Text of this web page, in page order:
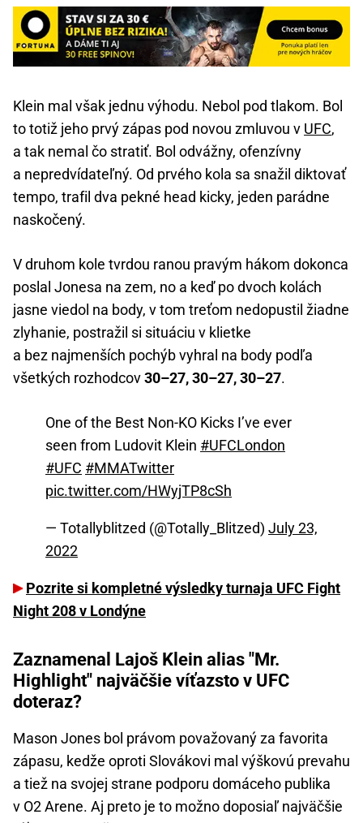
Klein mal však jednu výhodu. Nebol pod tlakom. Bol
to totiž jeho prvý zápas pod novou zmluvou v UFC,
a tak nemal čo stratiť. Bol odvážny, ofenzívny
a nepredvídateľný. Od prvého kola sa snažil diktovať
tempo, trafil dva pekné head kicky, jeden parádne
naskočený.
V druhom kole tvrdou ranou pravým hákom dokonca
poslal Jonesa na zem, no a keď po dvoch kolách
jasne viedol na body, v tom treťom nedopustil žiadne
zlyhanie, postražil si situáciu v klietke
a bez najmenších pochýb vyhral na body podľa
všetkých rozhodcov30–27, 30–27, 30–27.
One of the Best Non-KO Kicks I’ve ever
seen from Ludovit Klein #UFCLondon
#UFC #MMATwitter
pic.twitter.com/HWyjTP8cSh
— Totallyblitzed (@Totally_Blitzed) July 23,
2022
Pozrite si kompletné výsledky turnaja UFC Fight
Night 208 v Londýne
Zaznamenal Lajoš Klein alias "Mr.
Highlight" najväčšie víťazsto v UFC
doteraz?
Mason Jones bol právom považovaný za favorita
zápasu, kedže oproti Slovákovi mal výškovú prevahu
a tiež na svojej strane podporu domáceho publika
v O2 Arene. Aj preto je to možno doposiaľ najväčšie